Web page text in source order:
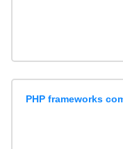
PHP frameworks